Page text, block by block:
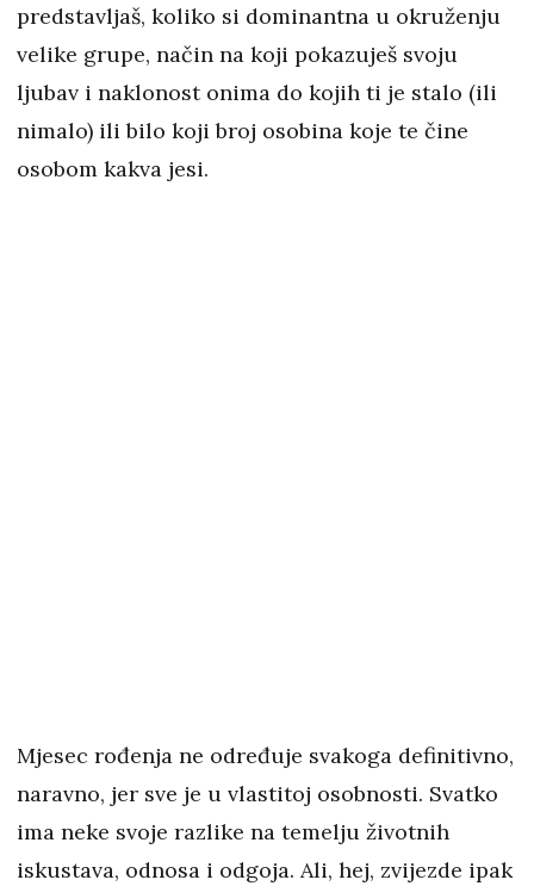
predstavljaš, koliko si dominantna u okruženju
velike grupe, način na koji pokazuješ svoju
ljubav i naklonost onima do kojih ti je stalo (ili
nimalo) ili bilo koji broj osobina koje te čine
osobom kakva jesi.
Mjesec rođenja ne određuje svakoga definitivno,
naravno, jer sve je u vlastitoj osobnosti. Svatko
ima neke svoje razlike na temelju životnih
iskustava, odnosa i odgoja. Ali, hej, zvijezde ipak